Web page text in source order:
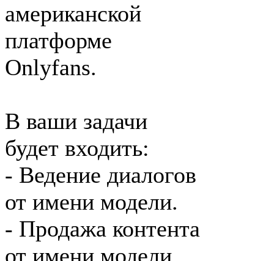
американской
платформе
Onlyfans.
В ваши задачи
будет входить:
- Ведение диалогов
от имени модели.
- Продажа контента
от имени модели